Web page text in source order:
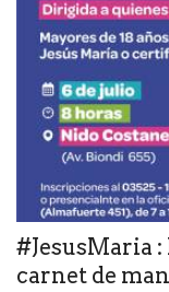
#JesusMaria
carnet de